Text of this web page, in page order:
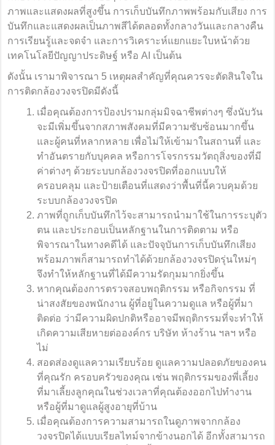
ภาพและแสดงผลที่สูงขึ้น การเก็บบันทึกภาพพร้อมกับเสียง การ
บันทึกและแสดงผลเป็นภาพสีได้ตลอดทั้งกลางวันและกลางคืน
การเรียนรู้และจดจำ และการวิเคราะห์แยกแยะใบหน้าด้วย
เทคโนโลยีปัญญาประดิษฐ์ หรือ AI เป็นต้น
ดังนั้น เรามาพิจารณา 5 เหตุผลสำคัญที่คุณควรจะตัดสินใจใน
การติดกล้องวงจรปิดมีดังนี้
เมื่อคุณต้องการป้องปรามกลุ่มมิจฉาชีพต่างๆ ซึ่งนับวัน
จะมีเพิ่มขึ้นจากสภาพสังคมที่มีความซับซ้อนมากขึ้น
และผู้คนที่หลากหลาย เพื่อไม่ให้เข้ามาในสถานที่ และ
ทำอันตรายกับบุคคล หรือการโจรกรรมวัตถุสิ่งของที่มี
ค่าต่างๆ ด้วยระบบกล้องวงจรปิดที่ออกแบบให้
ครอบคลุม และป้ายเตือนที่แสดงว่าพื้นที่นี้ควบคุมด้วย
ระบบกล้องวงจรปิด
ภาพที่ถูกเก็บบันทึกไว้จะสามารถนำมาใช้ในการระบุตัว
ตน และประกอบเป็นหลักฐานในการติดตาม หรือ
พิจารณาในทางคดีได้ และปัจจุบันการเก็บบันทึกเสียง
พร้อมภาพก็สามารถทำได้ด้วยกล้องวงจรปิดรุ่นใหม่ๆ
จึงทำให้หลักฐานที่ได้มีความรัดกุมมากยิ่งขึ้น
หากคุณต้องการตรวจสอบพฤติกรรม หรือกิจกรรม ที่
น่าสงสัยของพนักงาน ผู้ที่อยู่ในความดูแล หรือผู้ที่มา
ติดต่อ ว่ามีความผิดปกติหรืออาจมีพฤติกรรมที่จะทำให้
เกิดความเสียหายต่อองค์กร บริษัท ห้างร้าน ฯลฯ หรือ
ไม่
สอดส่องดูแลความเรียบร้อย ดูแลความปลอดภัยของคน
ที่คุณรัก ครอบครัวของคุณ เช่น พฤติกรรมของพี่เลี้ยง
ที่มาเลี้ยงลูกคุณในช่วงเวลาที่คุณต้องออกไปทำงาน
หรือผู้ที่มาดูแลผู้สูงอายุที่บ้าน
เมื่อคุณต้องการความสามารถในดูภาพจากกล้อง
วงจรปิดได้แบบเรียลไทม์จากข้างนอกได้ อีกทั้งสามารถ